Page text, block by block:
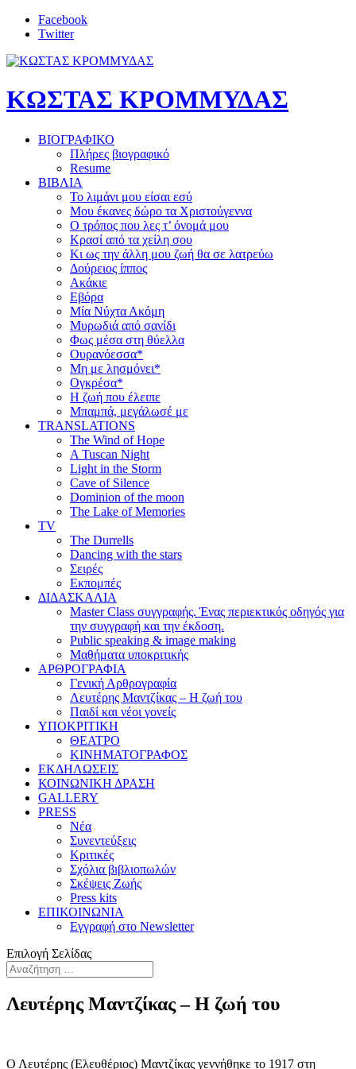
Facebook
Twitter
ΚΩΣΤΑΣ ΚΡΟΜΜΥΔΑΣ
ΒΙΟΓΡΑΦΙΚΟ
Πλήρες βιογραφικό
Resume
ΒΙΒΛΙΑ
Το λιμάνι μου είσαι εσύ
Μου έκανες δώρο τα Χριστούγεννα
Ο τρόπος που λες τ’ όνομά μου
Κρασί από τα χείλη σου
Κι ως την άλλη μου ζωή θα σε λατρεύω
Δούρειος ίππος
Ακάκιε
Εβόρα
Μία Νύχτα Ακόμη
Μυρωδιά από σανίδι
Φως μέσα στη θύελλα
Ουρανόεσσα*
Μη με λησμόνει*
Ογκρέσα*
Η ζωή που έλειπε
Μπαμπά, μεγάλωσέ με
TRANSLATIONS
The Wind of Hope
A Tuscan Night
Light in the Storm
Cave of Silence
Dominion of the moon
The Lake of Memories
TV
The Durrells
Dancing with the stars
Σειρές
Εκπομπές
ΔΙΔΑΣΚΑΛΙΑ
Master Class συγγραφής. Ένας περιεκτικός οδηγός για
την συγγραφή και την έκδοση.
Public speaking & image making
Μαθήματα υποκριτικής
ΑΡΘΡΟΓΡΑΦΙΑ
Γενική Αρθρογραφία
Λευτέρης Μαντζίκας – Η ζωή του
Παιδί και νέοι γονείς
ΥΠΟΚΡΙΤΙΚΗ
ΘΕΑΤΡΟ
ΚΙΝΗΜΑΤΟΓΡΑΦΟΣ
ΕΚΔΗΛΩΣΕΙΣ
ΚΟΙΝΩΝΙΚΗ ΔΡΑΣΗ
GALLERY
PRESS
Νέα
Συνεντεύξεις
Κριτικές
Σχόλια βιβλιοπωλών
Σκέψεις Ζωής
Press kits
ΕΠΙΚΟΙΝΩΝΙΑ
Εγγραφή στο Newsletter
Επιλογή Σελίδας
Λευτέρης Μαντζίκας – Η ζωή του
Ο Λευτέρης (Ελευθέριος) Μαντζίκας γεννήθηκε το 1917 στη